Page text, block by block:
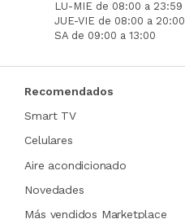
LU-MIE de 08:00 a 23:59
JUE-VIE de 08:00 a 20:00
SA de 09:00 a 13:00
Recomendados
Smart TV
Celulares
Aire acondicionado
Novedades
Más vendidos Marketplace